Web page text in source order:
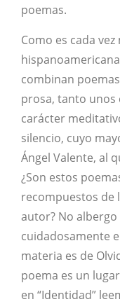
poemas.
Como es cada
combinan
prosa, tanto
carácter
silencio, cuyo
Ángel Valente, al
¿Son estos
recompuestos de
autor? No
cuidadosamente
materia es de
poema es un
en “Identidad”